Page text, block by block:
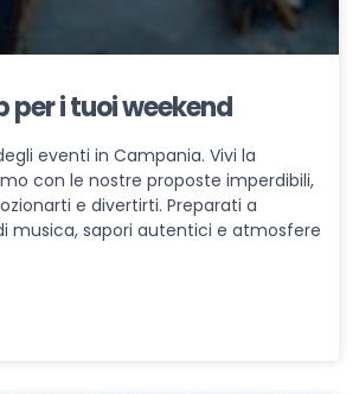
per i tuoi weekend
eventi in Campania. Vivi la
con le nostre proposte imperdibili,
e divertirti. Preparati a
musica, sapori autentici e atmosfere